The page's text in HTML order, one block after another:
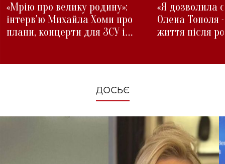
«Мрію про велику родину»:
інтерв'ю Михайла Хоми про
плани, концерти для ЗСУ і
«Я дозволила
Олена Тополя
життя після
ДОСЬЄ